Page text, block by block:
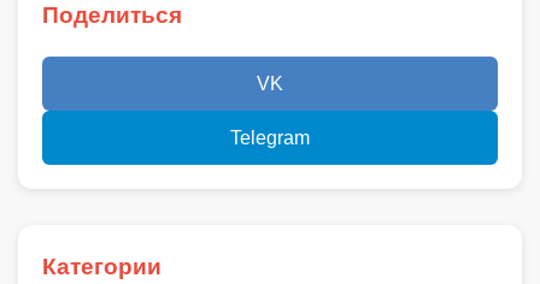
Поделиться
VK
Telegram
Категории